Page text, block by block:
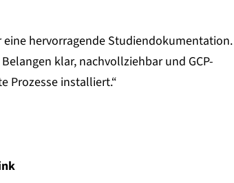
hervorragende Studiendokumentation.
klar, nachvollziehbar und GCP-
Prozesse installiert.“